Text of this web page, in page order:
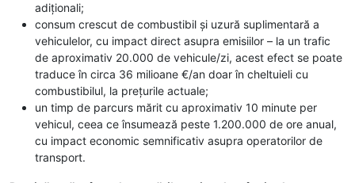
adiționali;
consum crescut de combustibil și uzură suplimentară a
vehiculelor, cu impact direct asupra emisiilor – la un trafic
de aproximativ 20.000 de vehicule/zi, acest efect se poate
traduce în circa 36 milioane €/an doar în cheltuieli cu
combustibilul, la prețurile actuale;
un timp de parcurs mărit cu aproximativ 10 minute per
vehicul, ceea ce însumează peste 1.200.000 de ore anual,
cu impact economic semnificativ asupra operatorilor de
transport.